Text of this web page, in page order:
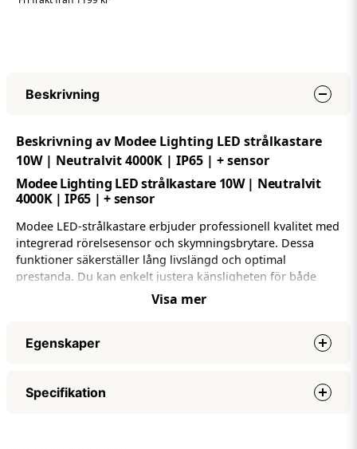
Beskrivning
Beskrivning av Modee Lighting LED strålkastare
10W | Neutralvit 4000K | IP65 | + sensor
Modee Lighting LED strålkastare 10W | Neutralvit
4000K | IP65 | + sensor
Modee LED-strålkastare erbjuder professionell kvalitet med
integrerad rörelsesensor och skymningsbrytare. Dessa
funktioner säkerställer lång livslängd och optimal
prestanda. Du kan enkelt justera känsligheten för både
rörelsesensorn och skymningsbrytaren, vilket gör att
Med en IP65-klassning är denna LED-strålkastare vattentät
och tillverkad av underhållsfri aluminium. Detta ger ett
för defekter och rost.
Visa mer
Egenskaper
Nätspänning (volt)
Specifikation